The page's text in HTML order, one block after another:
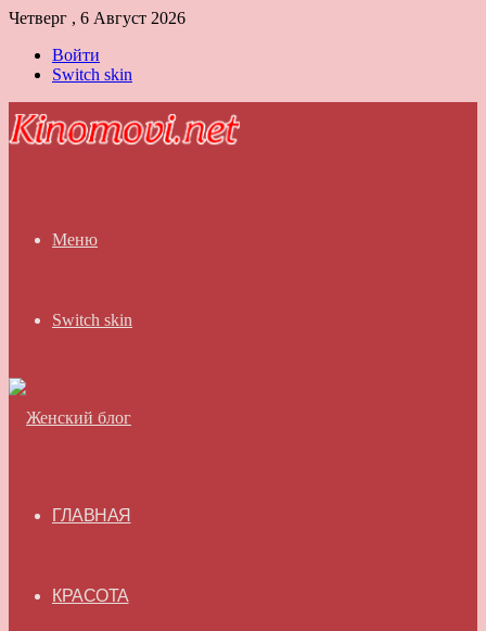
Четверг , 6 Август 2026
Войти
Switch skin
Меню
Switch skin
ГЛАВНАЯ
КРАСОТА